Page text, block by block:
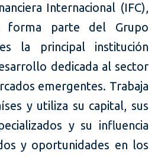
Internacional (IFC),
forma parte del Grupo
la principal institución
dedicada al sector
emergentes. Trabaja
y utiliza su capital, sus
y su influencia
y oportunidades en los